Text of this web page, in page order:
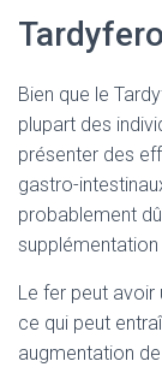
Bien que le
plupart des
présenter des
gastro-
probablement
supplémentation
Le fer peut avoir
ce qui peut
augmentation